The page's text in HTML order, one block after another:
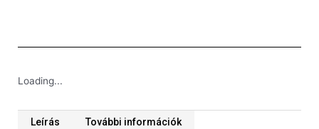
Loading...
Leírás További információk